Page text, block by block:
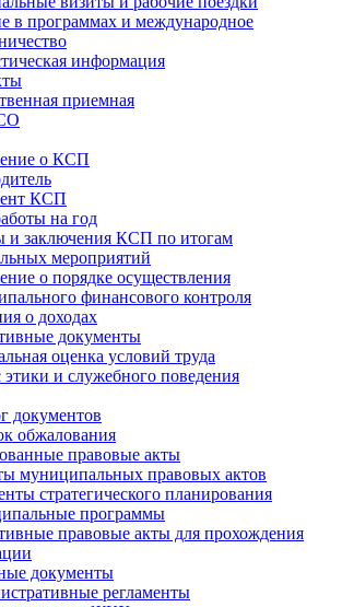
в программах и международное
информация
приемная
о КСП
КСП
на год
и заключения КСП по итогам
мероприятий
о порядке осуществления
финансового контроля
о доходах
документы
оценка условий труда
этики и служебного поведения
документов
обжалования
правовые акты
муниципальных правовых актов
стратегического планирования
программы
правовые акты для прохождения
документы
регламенты